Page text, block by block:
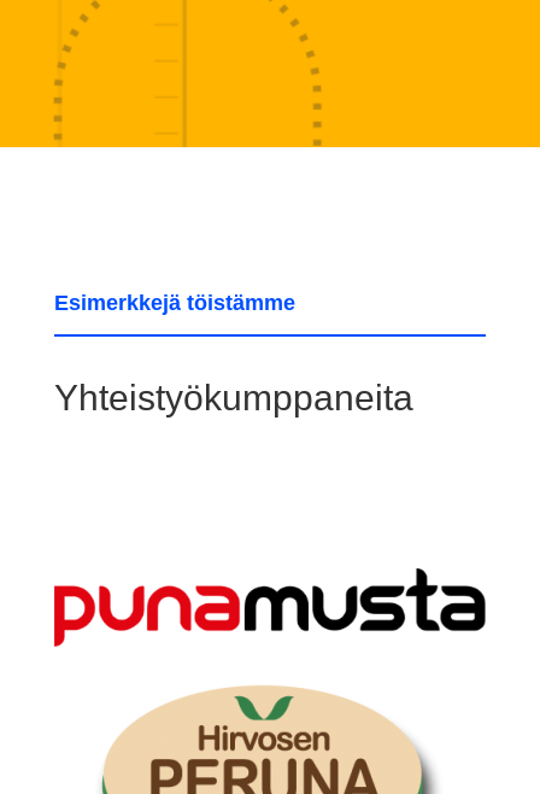
Esimerkkejä töistämme
Yhteistyökumppaneita